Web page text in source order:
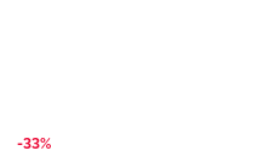
-33%